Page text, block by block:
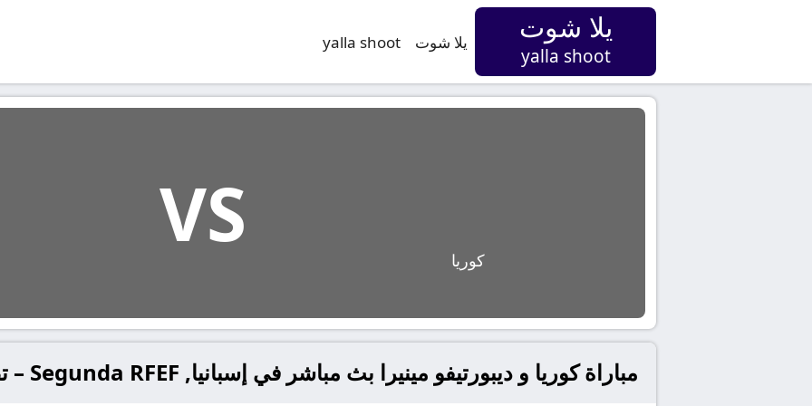
يلا شوت
yalla shoot
يلا شوت yalla shoot
كوريا VS
مباراة كوريا و ديبورتيفو مينيرا بث مباشر في إسبانيا, Segunda RFEF – تصفيات الصعود